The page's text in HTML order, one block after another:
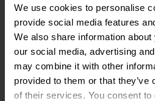
We use cookies to personalise
provide social media features
We also share information
our social media, advertising
may combine it with other
provided to them or that
of their services. You consent
Volante multifuncional
Otras opciones de